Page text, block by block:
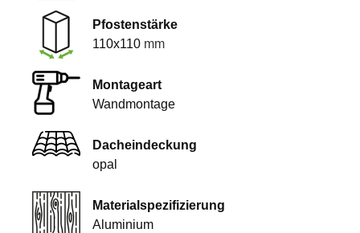
Pfostenstärke
110x110 mm
Montageart
Wandmontage
Dacheindeckung
opal
Materialspezifizierung
Aluminium